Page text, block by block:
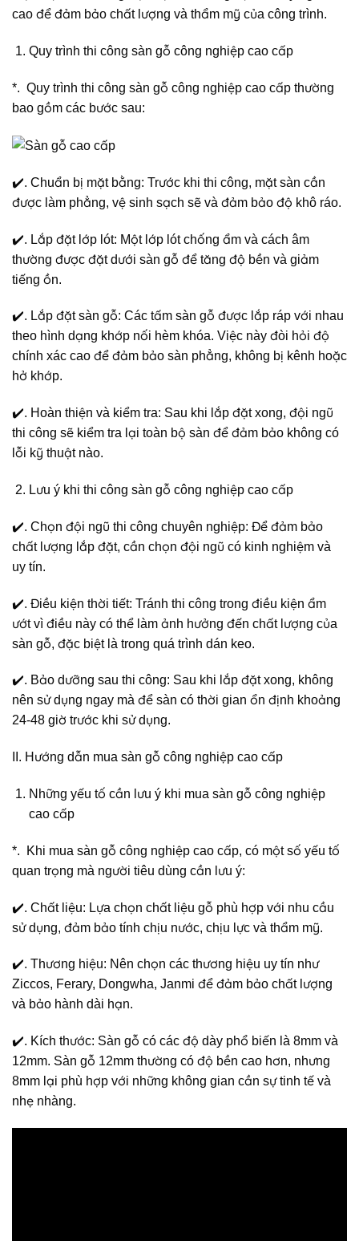
cao để đảm bảo chất lượng và thẩm mỹ của công trình.
Quy trình thi công sàn gỗ công nghiệp cao cấp
*. Quy trình thi công sàn gỗ công nghiệp cao cấp thường
bao gồm các bước sau:
✔️. Chuẩn bị mặt bằng: Trước khi thi công, mặt sàn cần
được làm phẳng, vệ sinh sạch sẽ và đảm bảo độ khô ráo.
✔️. Lắp đặt lớp lót: Một lớp lót chống ẩm và cách âm
thường được đặt dưới sàn gỗ để tăng độ bền và giảm
tiếng ồn.
✔️. Lắp đặt sàn gỗ: Các tấm sàn gỗ được lắp ráp với nhau
theo hình dạng khớp nối hèm khóa. Việc này đòi hỏi độ
chính xác cao để đảm bảo sàn phẳng, không bị kênh hoặc
hở khớp.
✔️. Hoàn thiện và kiểm tra: Sau khi lắp đặt xong, đội ngũ
thi công sẽ kiểm tra lại toàn bộ sàn để đảm bảo không có
lỗi kỹ thuật nào.
Lưu ý khi thi công sàn gỗ công nghiệp cao cấp
✔️. Chọn đội ngũ thi công chuyên nghiệp: Để đảm bảo
chất lượng lắp đặt, cần chọn đội ngũ có kinh nghiệm và
uy tín.
✔️. Điều kiện thời tiết: Tránh thi công trong điều kiện ẩm
ướt vì điều này có thể làm ảnh hưởng đến chất lượng của
sàn gỗ, đặc biệt là trong quá trình dán keo.
✔️. Bảo dưỡng sau thi công: Sau khi lắp đặt xong, không
nên sử dụng ngay mà để sàn có thời gian ổn định khoảng
24-48 giờ trước khi sử dụng.
II. Hướng dẫn mua sàn gỗ công nghiệp cao cấp
Những yếu tố cần lưu ý khi mua sàn gỗ công nghiệp
cao cấp
*. Khi mua sàn gỗ công nghiệp cao cấp, có một số yếu tố
quan trọng mà người tiêu dùng cần lưu ý:
✔️. Chất liệu: Lựa chọn chất liệu gỗ phù hợp với nhu cầu
sử dụng, đảm bảo tính chịu nước, chịu lực và thẩm mỹ.
✔️. Thương hiệu: Nên chọn các thương hiệu uy tín như
Ziccos, Ferary, Dongwha, Janmi để đảm bảo chất lượng
và bảo hành dài hạn.
✔️. Kích thước: Sàn gỗ có các độ dày phổ biến là 8mm và
12mm. Sàn gỗ 12mm thường có độ bền cao hơn, nhưng
8mm lại phù hợp với những không gian cần sự tinh tế và
nhẹ nhàng.